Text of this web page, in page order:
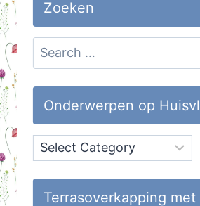
Zoeken
Search
for:
Onderwerpen op
Onderwerpen
op
Huisvlijt
Terrasoverkapping met